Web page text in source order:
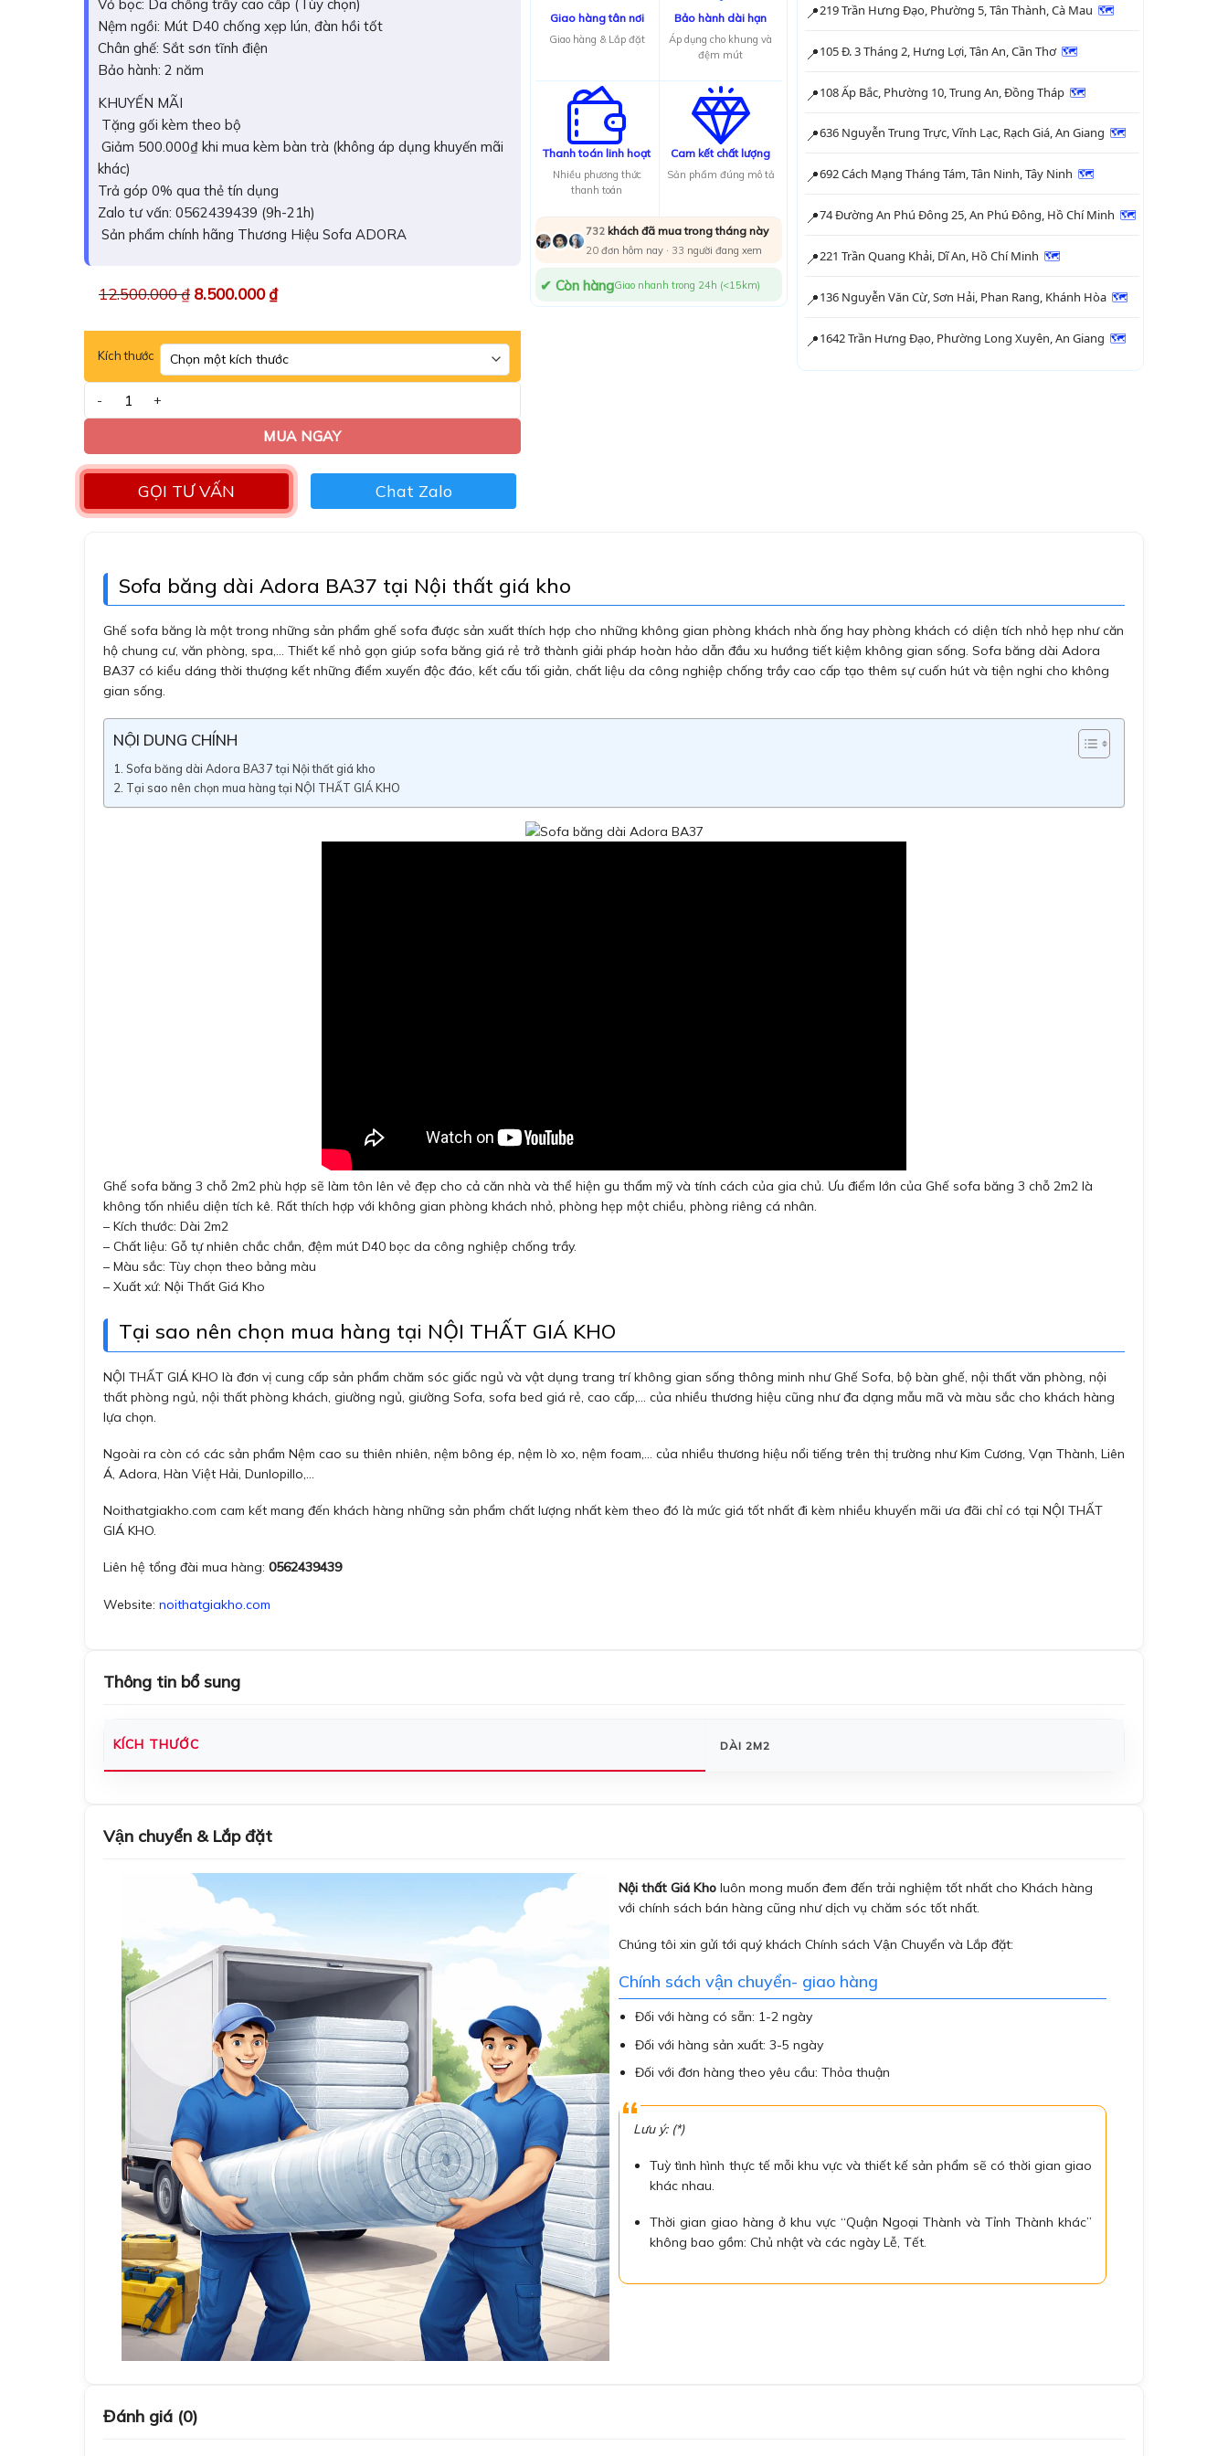
sao
Vỏ bọc: Da chống trầy cao cấp (Tùy chọn)
Nệm ngồi: Mút D40 chống xẹp lún, đàn hồi tốt
Chân ghế: Sắt sơn tĩnh điện
Bảo hành: 2 năm
KHUYẾN MÃI
Tặng gối kèm theo bộ
Giảm 500.000₫ khi mua kèm bàn trà (không áp dụng khuyến mãi
khác)
Trả góp 0% qua thẻ tín dụng
Zalo tư vấn: 0562439439 (9h-21h)
Sản phẩm chính hãng Thương Hiệu Sofa ADORA
12.500.000₫ 8.500.000₫
Kích thước
Sofa băng dài Adora BA37 số lượng
MUA NGAY
GỌI TƯ VẤN Chat Zalo
Giao hàng tân nơi
Giao hàng & Lắp đặt
Bảo hành dài hạn
Áp dụng cho khung và
đệm mút
Thanh toán linh hoạt
Nhiều phương thức
thanh toán
Cam kết chất lượng
Sản phẩm đúng mô tả
732khách đã mua trong tháng này
20đơn hôm nay · 35 người đang xem
✔ Còn hàngGiao nhanh trong 24h (<15km)
📍219 Trần Hưng Đạo, Phường 5, Tân Thành, Cà Mau 🗺
📍105 Đ. 3 Tháng 2, Hưng Lợi, Tân An, Cần Thơ 🗺
📍108 Ấp Bắc, Phường 10, Trung An, Đồng Tháp 🗺
📍636 Nguyễn Trung Trực, Vĩnh Lạc, Rạch Giá, An Giang 🗺
📍692 Cách Mạng Tháng Tám, Tân Ninh, Tây Ninh 🗺
📍74 Đường An Phú Đông 25, An Phú Đông, Hồ Chí Minh 🗺
📍221 Trần Quang Khải, Dĩ An, Hồ Chí Minh 🗺
📍136 Nguyễn Văn Cừ, Sơn Hải, Phan Rang, Khánh Hòa 🗺
📍1642 Trần Hưng Đạo, Phường Long Xuyên, An Giang 🗺
Sofa băng dài Adora BA37 tại Nội thất giá kho
Ghế sofa băng là một trong những sản phẩm ghế sofa được sản xuất thích hợp cho những không gian phòng khách nhà ống hay phòng khách có diện tích nhỏ hẹp như căn
hộ chung cư, văn phòng, spa,… Thiết kế nhỏ gọn giúp sofa băng giá rẻ trở thành giải pháp hoàn hảo dẫn đầu xu hướng tiết kiệm không gian sống. Sofa băng dài Adora
BA37 có kiểu dáng thời thượng kết những điểm xuyến độc đáo, kết cấu tối giản, chất liệu da công nghiệp chống trầy cao cấp tạo thêm sự cuốn hút và tiện nghi cho không
gian sống.
NỘI DUNG CHÍNH
Sofa băng dài Adora BA37 tại Nội thất giá kho
Tại sao nên chọn mua hàng tại NỘI THẤT GIÁ KHO
Ghế sofa băng 3 chỗ 2m2 phù hợp sẽ làm tôn lên vẻ đẹp cho cả căn nhà và thể hiện gu thẩm mỹ và tính cách của gia chủ. Ưu điểm lớn của Ghế sofa băng 3 chỗ 2m2 là
không tốn nhiều diện tích kê. Rất thích hợp với không gian phòng khách nhỏ, phòng hẹp một chiều, phòng riêng cá nhân.
– Kích thước: Dài 2m2
– Chất liệu: Gỗ tự nhiên chắc chắn, đệm mút D40 bọc da công nghiệp chống trầy.
– Màu sắc: Tùy chọn theo bảng màu
– Xuất xứ: Nội Thất Giá Kho
Tại sao nên chọn mua hàng tại NỘI THẤT GIÁ KHO
NỘI THẤT GIÁ KHO là đơn vị cung cấp sản phẩm chăm sóc giấc ngủ và vật dụng trang trí không gian sống thông minh như Ghế Sofa, bộ bàn ghế, nội thất văn phòng, nội
thất phòng ngủ, nội thất phòng khách, giường ngủ, giường Sofa, sofa bed giá rẻ, cao cấp,… của nhiều thương hiệu cũng như đa dạng mẫu mã và màu sắc cho khách hàng
lựa chọn.
Ngoài ra còn có các sản phẩm Nệm cao su thiên nhiên, nệm bông ép, nệm lò xo, nệm foam,… của nhiều thương hiệu nổi tiếng trên thị trường như Kim Cương, Vạn Thành, Liên
Á, Adora, Hàn Việt Hải, Dunlopillo,…
Noithatgiakho.com cam kết mang đến khách hàng những sản phẩm chất lượng nhất kèm theo đó là mức giá tốt nhất đi kèm nhiều khuyến mãi ưa đãi chỉ có tại NỘI THẤT
GIÁ KHO.
Liên hệ tổng đài mua hàng: 0562439439
Website: noithatgiakho.com
Thông tin bổ sung
KÍCH THƯỚC DÀI 2M2
Vận chuyển & Lắp đặt
Nội thất Giá Kho luôn mong muốn đem đến trải nghiệm tốt nhất cho Khách hàng
với chính sách bán hàng cũng như dịch vụ chăm sóc tốt nhất.
Chúng tôi xin gửi tới quý khách Chính sách Vận Chuyển và Lắp đặt:
Chính sách vận chuyển- giao hàng
Đối với hàng có sẵn: 1-2 ngày
Đối với hàng sản xuất: 3-5 ngày
Đối với đơn hàng theo yêu cầu: Thỏa thuận
Lưu ý: (*)
Tuỳ tình hình thực tế mỗi khu vực và thiết kế sản phẩm sẽ có thời gian giao
khác nhau.
Thời gian giao hàng ở khu vực “Quận Ngoại Thành và Tỉnh Thành khác”
không bao gồm: Chủ nhật và các ngày Lễ, Tết.
Đánh giá (0)